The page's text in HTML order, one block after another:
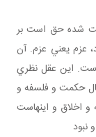
شده حق است بر
عزم يعني عزم. آن
اين عقل نظري
حکمت و فلسفه و
و اخلاق و اينهاست
نبود